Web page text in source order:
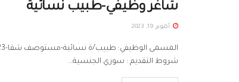
شاغر وظيفي-طبيب نسائية
أكتوبر 19, 2023
شروط التقديم : سوري الجنسية...